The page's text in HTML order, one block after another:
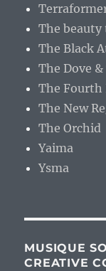
The beauty
The Black
The Dove
The Fourth
The New
The Orchid
Yaima
Ysma
MUSIQUE
CREATIVE